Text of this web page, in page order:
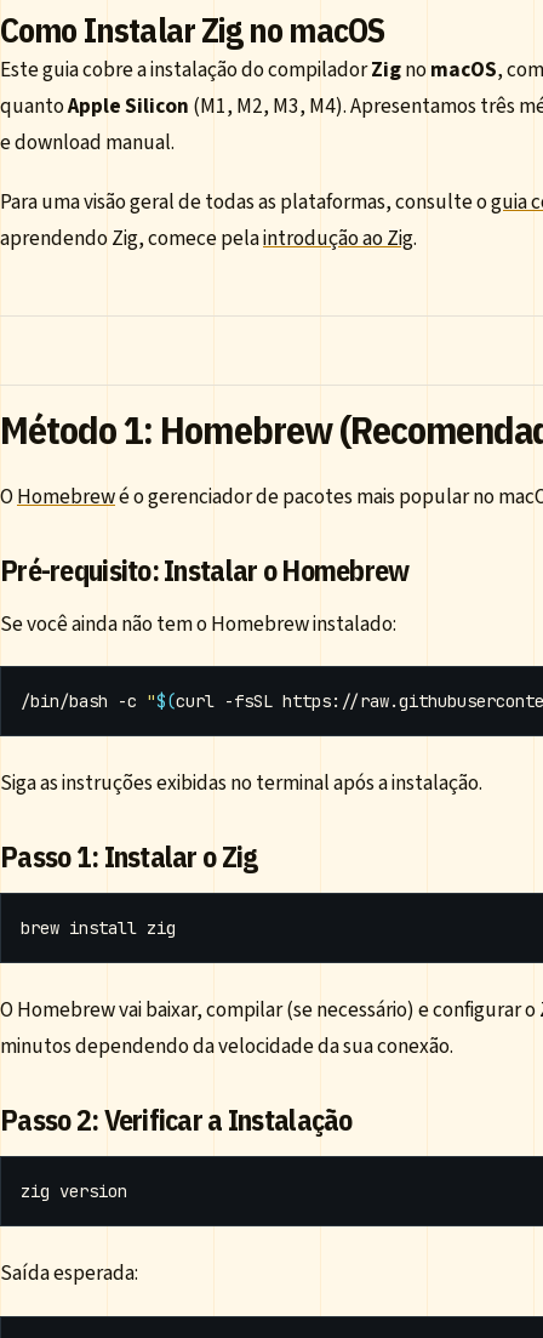
Como Instalar Zig no macOS
Este guia cobre a instalação do compiladorZignomacOS,
quantoApple Silicon (M1, M2, M3, M4). Apresentamos três
e download manual.
Para uma visão geral de todas as plataformas, consulte oguia
aprendendo Zig, comece pelaintrodução ao Zig.
Método 1: Homebrew
OHomebrewé o gerenciador de pacotes mais popular no
Pré-requisito: Instalar o Homebrew
Se você ainda não tem o Homebrew instalado:
/bin/bash -c "$(curl -fsSL https://
Siga as instruções exibidas no terminal após a instalação.
Passo 1: Instalar o Zig
O Homebrew vai baixar, compilar (se necessário) e configurar
minutos dependendo da velocidade da sua conexão.
Passo 2: Verificar a Instalação
Saída esperada: